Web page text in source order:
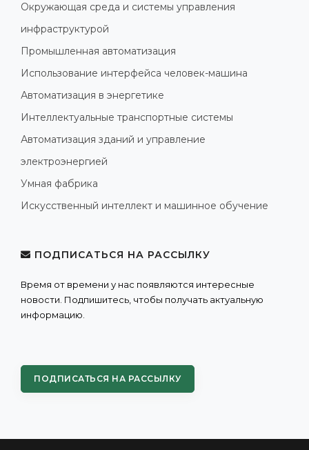
Окружающая среда и системы управления
инфраструктурой
Промышленная автоматизация
Использование интерфейса человек-машина
Автоматизация в энергетике
Интеллектуальные транспортные системы
Автоматизация зданий и управление
электроэнергией
Умная фабрика
Искусственный интеллект и машинное обучение
ПОДПИСАТЬСЯ НА РАССЫЛКУ
Время от времени у нас появляются интересные
новости. Подпишитесь, чтобы получать актуальную
информацию.
ПОДПИСАТЬСЯ НА РАССЫЛКУ